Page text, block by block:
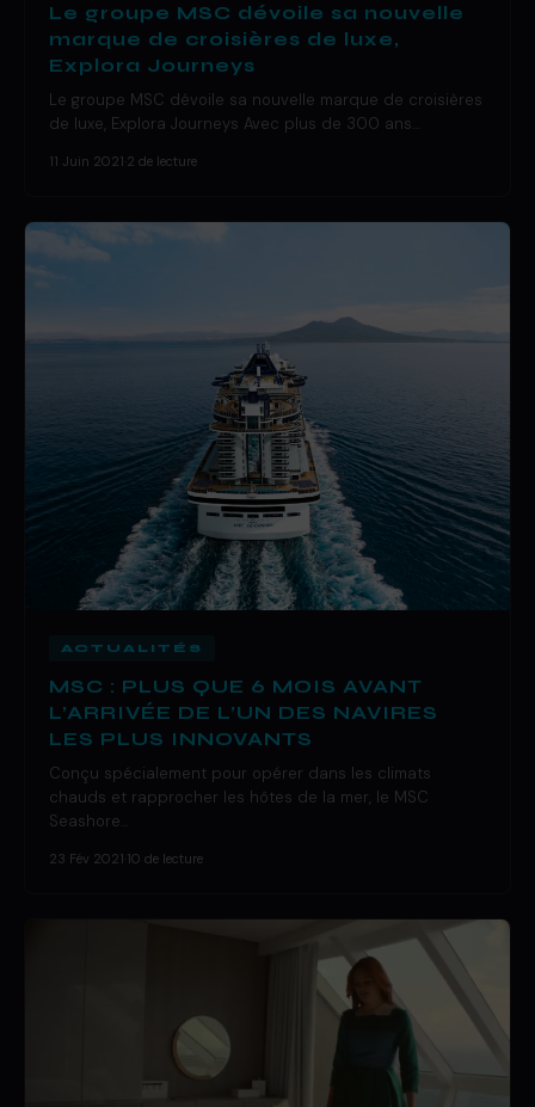
Le groupe MSC dévoile sa nouvelle
marque de croisières de luxe,
Explora Journeys
Le groupe MSC dévoile sa nouvelle marque de croisières
de luxe, Explora Journeys Avec plus de 300 ans…
11 Juin 2021 2 de lecture
ACTUALITÉS
MSC : PLUS QUE 6 MOIS AVANT
L’ARRIVÉE DE L’UN DES NAVIRES
LES PLUS INNOVANTS
Conçu spécialement pour opérer dans les climats
chauds et rapprocher les hôtes de la mer, le MSC
Seashore…
23 Fév 2021 10 de lecture